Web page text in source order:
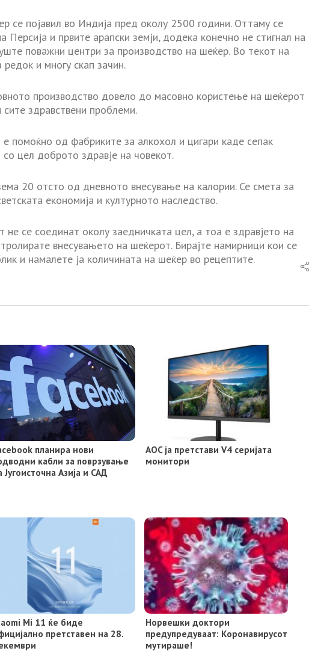
се појавил во Индија пред околу 2500 години. Оттаму се
и првите арапски земји, додека конечно не стигнал на
поважни центри за производство на шеќер. Во текот на
и многу скап зачин.
производство довело до масовно користење на шеќерот
здравствени проблеми.
помоќно од фабриките за алкохол и цигари каде сепак
цел доброто здравје на човекот.
20 отсто од дневното внесување на калории. Се смета за
економија и културното наследство.
не се соединат околу заедничката цел, а тоа е здравјето на
внесувањето на шеќерот. Бирајте намирници кои се
и намалете ја количината на шеќер во рецептите.
планира нови
кабли за поврзување
Југоисточна Азија и САД
AOC ја претстави V4 серијата
монитори
Mi 11 ќе биде
претставен на 28.
Норвешки доктори
предупредуваат: Коронавирусот
мутираше!